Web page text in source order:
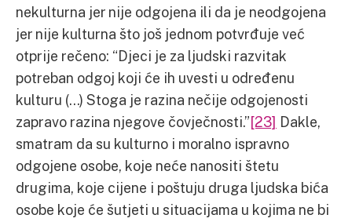
nekulturna jer nije odgojena ili da je neodgojena
jer nije kulturna što još jednom potvrđuje već
otprije rečeno: “Djeci je za ljudski razvitak
potreban odgoj koji će ih uvesti u određenu
kulturu (…) Stoga je razina nečije odgojenosti
zapravo razina njegove čovječnosti.”[23] Dakle,
smatram da su kulturno i moralno ispravno
odgojene osobe, koje neće nanositi štetu
drugima, koje cijene i poštuju druga ljudska bića
osobe koje će šutjeti u situacijama u kojima ne bi